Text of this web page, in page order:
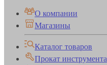
О компании
Магазины
Каталог товаров
Прокат инструмента